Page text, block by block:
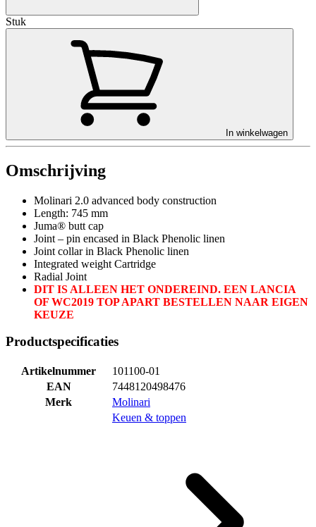
Stuk
In winkelwagen
Omschrijving
Molinari 2.0 advanced body construction
Length: 745 mm
Juma® butt cap
Joint – pin encased in Black Phenolic linen
Joint collar in Black Phenolic linen
Integrated weight Cartridge
Radial Joint
DIT IS ALLEEN HET ONDEREIND. EEN LANCIA
OF WC2019 TOP APART BESTELLEN NAAR EIGEN
KEUZE
Productspecificaties
Artikelnummer
101100-01
EAN
7448120498476
Merk
Molinari
Keuen & toppen